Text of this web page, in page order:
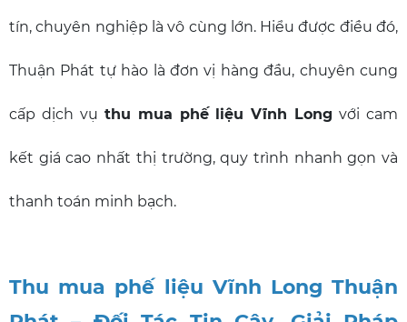
tín, chuyên nghiệp là vô cùng lớn. Hiểu được điều đó,
Thuận Phát tự hào là đơn vị hàng đầu, chuyên cung
cấp dịch vụ thu mua phế liệu Vĩnh Long với cam
kết giá cao nhất thị trường, quy trình nhanh gọn và
thanh toán minh bạch.
Thu mua phế liệu Vĩnh Long Thuận